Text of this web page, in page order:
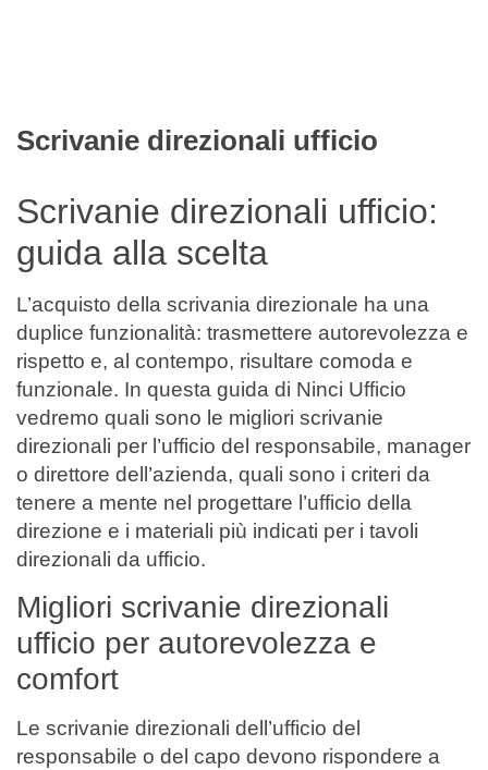
Scrivanie direzionali ufficio
Scrivanie direzionali ufficio:
guida alla scelta
L’acquisto della scrivania direzionale ha una
duplice funzionalità: trasmettere autorevolezza e
rispetto e, al contempo, risultare comoda e
funzionale. In questa guida di Ninci Ufficio
vedremo quali sono le migliori scrivanie
direzionali per l’ufficio del responsabile, manager
o direttore dell’azienda, quali sono i criteri da
tenere a mente nel progettare l’ufficio della
direzione e i materiali più indicati per i tavoli
direzionali da ufficio.
Migliori scrivanie direzionali
ufficio per autorevolezza e
comfort
Le scrivanie direzionali dell’ufficio del
responsabile o del capo devono rispondere a